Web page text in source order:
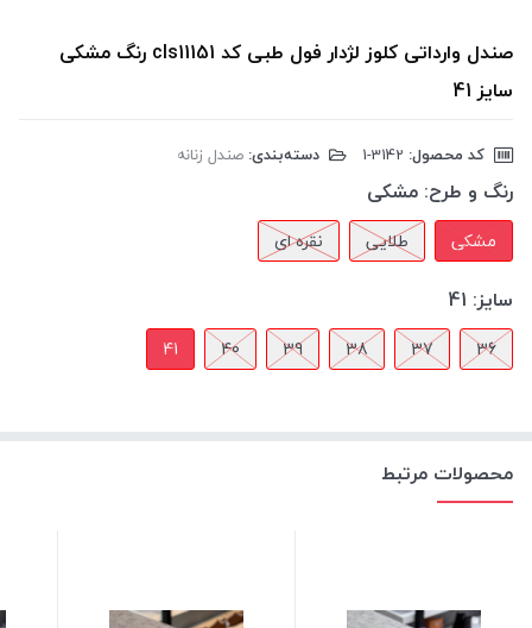
صندل وارداتی کلوز لژدار فول طبی کد cls11151 رنگ مشکی
سایز 41
کد محصول: دسته‌بندی: صندل زنانه
رنگ و طرح: مشکی
مشکی طلایی نقره ای
سایز: 41
36
37
38
39
40
41
محصولات مرتبط